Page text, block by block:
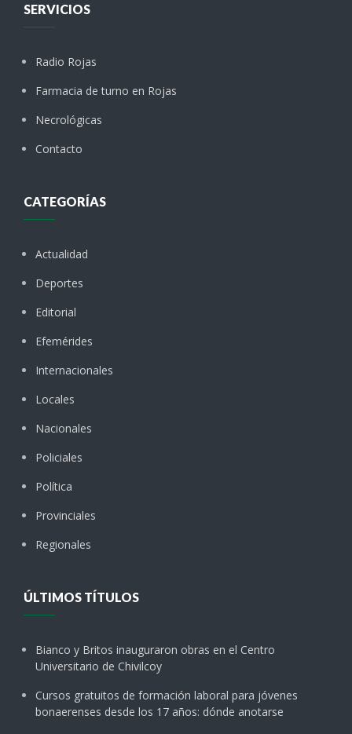
SERVICIOS
Radio Rojas
Farmacia de turno en Rojas
Necrológicas
Contacto
CATEGORÍAS
Actualidad
Deportes
Editorial
Efemérides
Internacionales
Locales
Nacionales
Policiales
Política
Provinciales
Regionales
ÚLTIMOS TÍTULOS
Bianco y Britos inauguraron obras en el Centro
Universitario de Chivilcoy
Cursos gratuitos de formación laboral para jóvenes
bonaerenses desde los 17 años: dónde anotarse